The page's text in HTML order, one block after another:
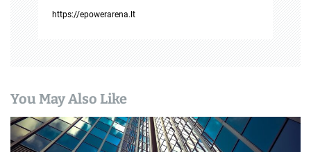
p
https://epowerarena.lt
You May Also Like